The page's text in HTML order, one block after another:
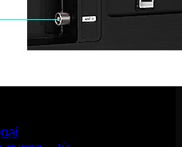
dầu
của tivi Samsung
diện thân thiện với người sử
chức năng chính mà người